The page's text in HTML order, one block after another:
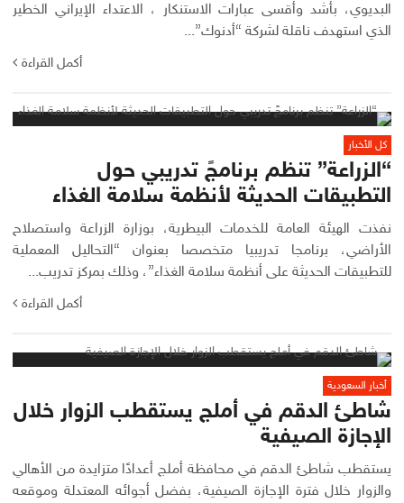
البديوي، بأشد وأقسى عبارات الاستنكار ، الاعتداء الإيراني الخطير
الذي استهدف ناقلة لشركة “أدنوك”...
أكمل القراءة
كل الأخبار
“الزراعة” تنظم برنامجً تدريبي حول
التطبيقات الحديثة لأنظمة سلامة الغذاء
نفذت الهيئة العامة للخدمات البيطرية، بوزارة الزراعة واستصلاح
الأراضي، برنامجا تدريبيا متخصصا بعنوان “التحاليل المعملية
للتطبيقات الحديثة على أنظمة سلامة الغذاء”، وذلك بمركز تدريب...
أكمل القراءة
أخبار السعودية
شاطئ الدقم في أملج يستقطب الزوار خلال
الإجازة الصيفية
يستقطب شاطئ الدقم في محافظة أملج أعدادًا متزايدة من الأهالي
والزوار خلال فترة الإجازة الصيفية، بفضل أجوائه المعتدلة وموقعه